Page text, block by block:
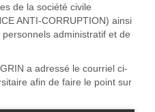
de la société civile
ANTI-CORRUPTION) ainsi
administratif et de
a adressé le courriel ci-
afin de faire le point sur